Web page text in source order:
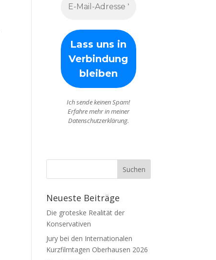
Ich sende keinen Spam!
Erfahre mehr in meiner
Datenschutzerklärung.
Neueste Beiträge
Die groteske Realität der
Konservativen
Jury bei den Internationalen
Kurzfilmtagen Oberhausen 2026